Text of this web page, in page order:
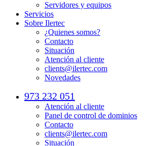
Servidores y equipos
Servicios
Sobre Ilertec
¿Quienes somos?
Contacto
Situación
Atención al cliente
clients@ilertec.com
Novedades
973 232 051
Atención al cliente
Panel de control de dominios
Contacto
clients@ilertec.com
Situación